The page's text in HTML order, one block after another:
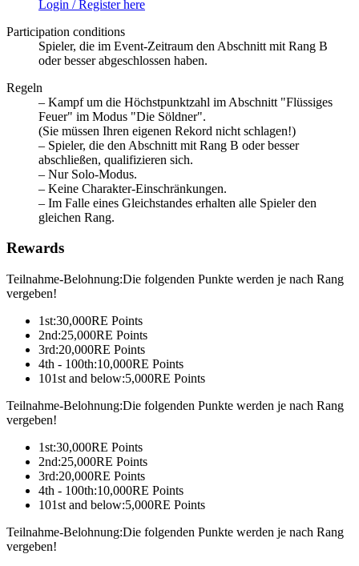
Login / Register here
Participation conditions
Spieler, die im Event-Zeitraum den Abschnitt mit Rang B
oder besser abgeschlossen haben.
Regeln
– Kampf um die Höchstpunktzahl im Abschnitt "Flüssiges
Feuer" im Modus "Die Söldner".
(Sie müssen Ihren eigenen Rekord nicht schlagen!)
– Spieler, die den Abschnitt mit Rang B oder besser
abschließen, qualifizieren sich.
– Nur Solo-Modus.
– Keine Charakter-Einschränkungen.
– Im Falle eines Gleichstandes erhalten alle Spieler den
gleichen Rang.
Rewards
Teilnahme-Belohnung:Die folgenden Punkte werden je nach Rang
vergeben!
1st:30,000RE Points
2nd:25,000RE Points
3rd:20,000RE Points
4th - 100th:10,000RE Points
101st and below:5,000RE Points
Teilnahme-Belohnung:Die folgenden Punkte werden je nach Rang
vergeben!
1st:30,000RE Points
2nd:25,000RE Points
3rd:20,000RE Points
4th - 100th:10,000RE Points
101st and below:5,000RE Points
Teilnahme-Belohnung:Die folgenden Punkte werden je nach Rang
vergeben!